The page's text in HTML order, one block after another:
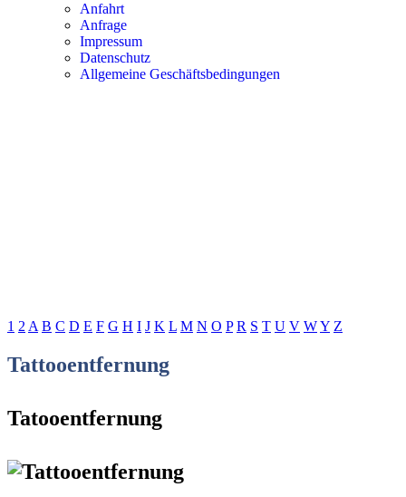
Anfahrt
Anfrage
Impressum
Datenschutz
Allgemeine Geschäftsbedingungen
1 2 A B C D E F G H I J K L M N O P R S T U V WY Z
Tattooentfernung
Tatooentfernung